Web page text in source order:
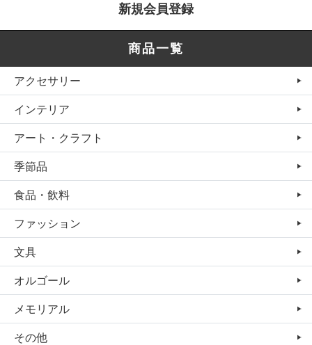
新規会員登録
商品一覧
アクセサリー
インテリア
アート・クラフト
季節品
食品・飲料
ファッション
文具
オルゴール
メモリアル
その他